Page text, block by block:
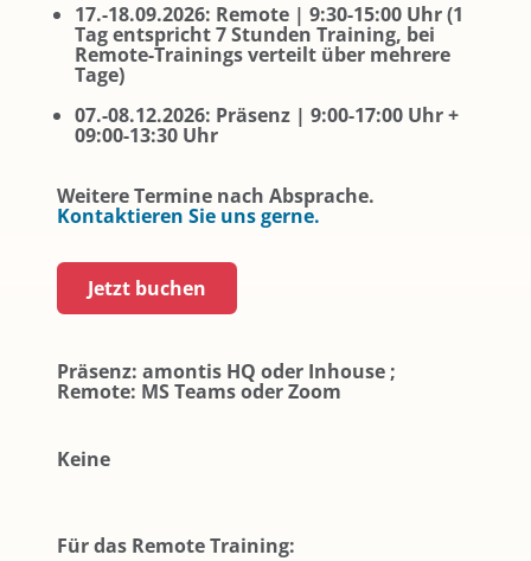
17.-18.09.2026: Remote | 9:30-15:00 Uhr (1
Tag entspricht 7 Stunden Training, bei
Remote-Trainings verteilt über mehrere
Tage)
07.-08.12.2026: Präsenz | 9:00-17:00 Uhr +
09:00-13:30 Uhr
Weitere Termine nach Absprache.
Kontaktieren Sie uns gerne.
Jetzt buchen
Präsenz: amontis HQ oder Inhouse ;
Remote: MS Teams oder Zoom
Keine
Für das Remote Training: